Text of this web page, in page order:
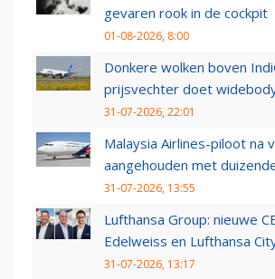
gevaren rook in de cockpit
01-08-2026, 8:00
Donkere wolken boven
prijsvechter doet
31-07-2026, 22:01
Malaysia Airlines-piloot na
aangehouden met
31-07-2026, 13:55
Lufthansa Group: nieuwe
Edelweiss en Lufthansa
31-07-2026, 13:17